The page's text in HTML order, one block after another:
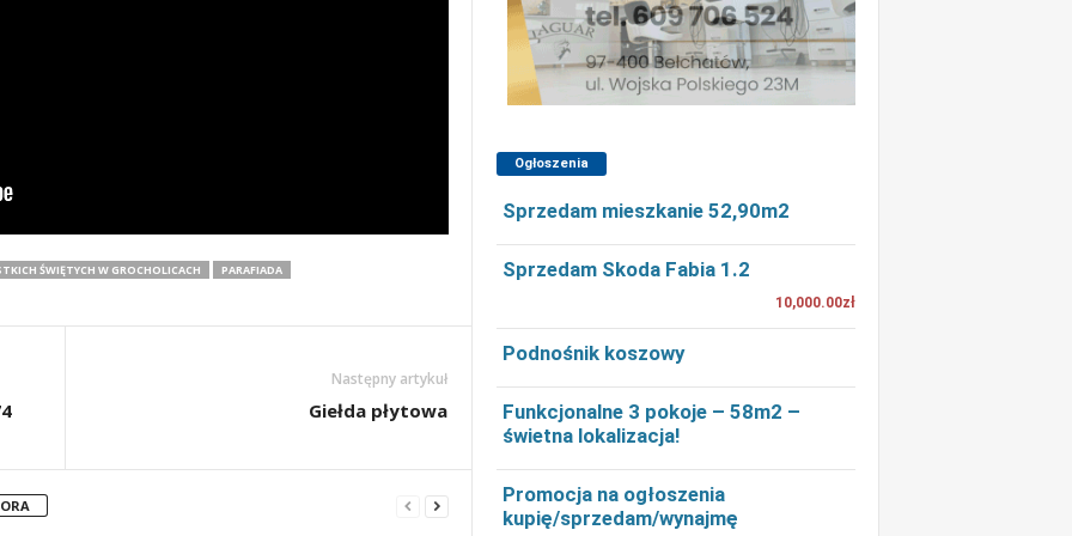
ŚWIĘTYCH W GROCHOLICACH
PARAFIADA
Następny artykuł
Giełda płytowa
Ogłoszenia
Sprzedam mieszkanie 52,90m2
Sprzedam Skoda Fabia 1.2
10,000.00zł
Podnośnik koszowy
Funkcjonalne 3 pokoje – 58m2 –
świetna lokalizacja!
Promocja na ogłoszenia
kupię/sprzedam/wynajmę